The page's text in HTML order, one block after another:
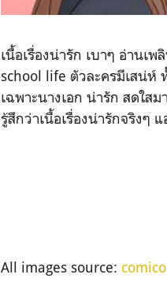
เนื้อเรื่องน่ารัก เบาๆ อ่านเ
school life ตัวละครมีเสน่ห์
เฉพาะนางเอก น่ารัก สดใ
รู้สึกว่าเนื้อเรื่องน่ารักจริงๆ
All images source: comico